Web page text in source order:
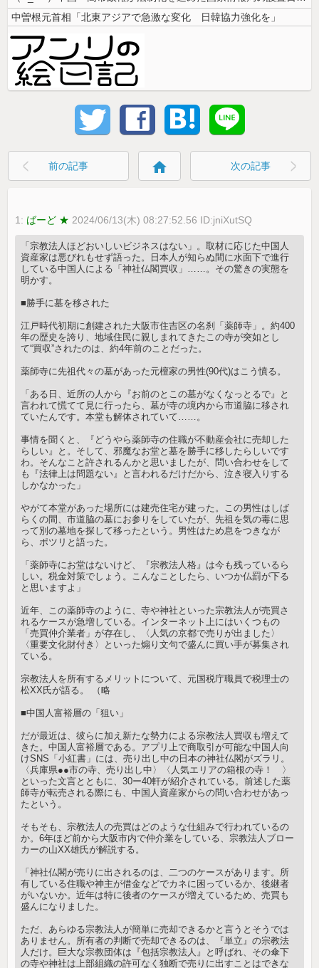
中曽根元首相「北東アジアで急激な変化 日韓協力強化を」
前の記事 home 次の記事
1: ばーど ★ 2024/06/13(木) 08:27:52.56 ID:jniXutSQ
「宗教法人ほどおいしいビジネスはない」。取材に応じた中国人
資産家は悪びれもせず語った。日本人が知らぬ間に水面下で進行
している中国人による「神社仏閣買収」……。その驚きの実態を
明かす。
■勝手に墓を移された
江戸時代初期に創建された大阪市住吉区の名刹「薬師寺」。約400
年の歴史を誇り、地域住民に親しまれてきたこの寺が突如とし
て“買収”されたのは、約4年前のことだった。
薬師寺に先祖代々の墓があった元檀家の男性(90代)はこう憤る。
「ある日、近所の人から『お前のとこの墓がなくなっとるで』と
言われて慌てて見に行ったら、墓が寺の境内から市道脇に移され
ていたんです。本堂も解体されていて……。
事情を聞くと、『どうやら薬師寺の住職が不動産会社に売却した
らしい』と。そして、邪魔なお堂と墓を勝手に移したらしいです
わ。そんなこと許されるんかと思いましたが、問い合わせをして
も『法律上は問題ない』と言われるだけだから、泣き寝入りする
しかなかった」
やがて本堂があった場所には建売住宅が建った。この男性はしば
らくの間、市道脇の墓にお参りをしていたが、先祖を気の毒に思
って別の墓地を探して移ったという。男性はため息をつきなが
ら、ポツリと語った。
「薬師寺にお堂はないけど、『宗教法人格』は今も残っているら
しい。税金対策でしょう。こんなことしたら、いつか仏罰が下る
と思いますよ」
近年、この薬師寺のように、寺や神社といった宗教法人が売買さ
れるケースが急増している。インターネット上にはいくつもの
「売買仲介業者」が存在し、〈人気の京都で売りが出ました〉
〈重要文化財付き〉といった煽り文句で盛んに買い手が募集され
ている。
宗教法人を所有するメリットについて、元国税庁職員で税理士の
松XX氏が語る。 （略
■中国人富裕層の「狙い」
だが最近は、彼らに加え新たな勢力による宗教法人買収も増えて
きた。中国人富裕層である。アプリ上で商取引が可能な中国人向
けSNS「小紅書」には、売り出し中の日本の神社仏閣がズラリ。
〈兵庫県●●市の寺、売り出し中〉〈人気エリアの箱根の寺！ 〉
といった文言とともに、30ー40軒が紹介されている。前述した薬
師寺が転売される際にも、中国人資産家からの問い合わせがあっ
たという。
そもそも、宗教法人の売買はどのような仕組みで行われているの
か。6年ほど前から大阪市内で仲介業をしている、宗教法人ブロー
カーの山XX雄氏が解説する。
「神社仏閣が売りに出されるのは、二つのケースがあります。所
有している住職や神主が借金などでカネに困っているか、後継者
がいないか。近年は特に後者のケースが増えているため、売買も
盛んになりました。
ただ、あらゆる宗教法人が簡単に売却できるかと言うとそうでは
ありません。所有者の判断で売却できるのは、『単立』の宗教法
人だけ。巨大な宗教団体は『包括宗教法人』と呼ばれ、その傘下
の寺や神社は上部組織の許可なく独断で売りに出すことはできな